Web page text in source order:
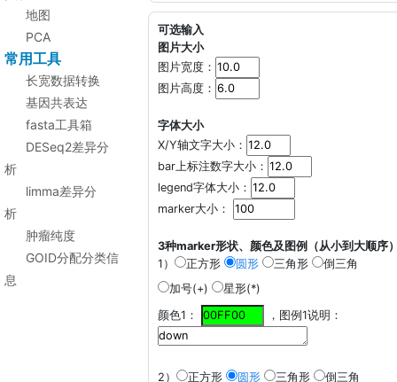
地图
PCA
常用工具
长宽数据转换
基因共表达
fasta工具箱
DESeq2差异分
析
limma差异分
析
肿瘤纯度
GOID分配分类信
息
可选输入
图片大小
图片宽度：
图片高度：
字体大小
X/Y轴文字大小：
bar上标注数字大小：
legend字体大小：
marker大小：
3种marker形状、颜色及图例（从小到大顺序
1）
正方形 圆形 三角形
倒三角
加号(+)
星形(*)
颜色1：
，图例1说明：
2） 正方形 圆形 三角形
倒三角